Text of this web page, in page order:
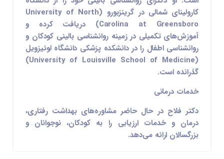
کارولینای شمالی در گرینزبورو (University of North
Carolina at Greensboro) دریافت کرده و
آموزش‌های تکمیلی در زمینه روانشناسی بالینی کودکان و
روانشناسی اطفال را در دانشکده پزشکی دانشگاه لوئیزویل
(University of Louisville School of Medicine)
گذرانده است.
خدمات درمانی
دکتر فلاح در حال حاضر مشاوره‌های بهداشت رفتاری،
درمان و خدمات ارزیابی را به کودکان، نوجوانان و
بزرگسالان ارائه می‌دهد.